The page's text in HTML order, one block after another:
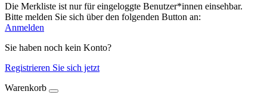
Die Merkliste ist nur für eingeloggte Benutzer*innen einsehbar.
Bitte melden Sie sich über den folgenden Button an:
Anmelden
Sie haben noch kein Konto?
Registrieren Sie sich jetzt
Warenkorb